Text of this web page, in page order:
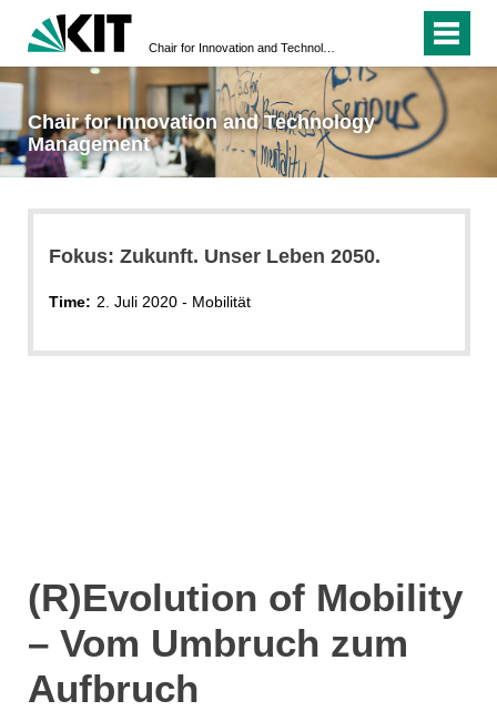
Chair for Innovation and Technology
Management
Fokus: Zukunft. Unser Leben 2050.
Time: 2. Juli 2020 - Mobilität
(R)Evolution of Mobility
– Vom Umbruch zum
Aufbruch